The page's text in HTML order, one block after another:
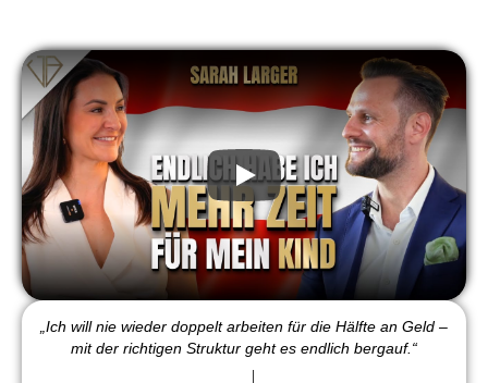
„Ich will nie wieder doppelt arbeiten für die Hälfte an Geld –
mit der richtigen Struktur geht es endlich bergauf.“